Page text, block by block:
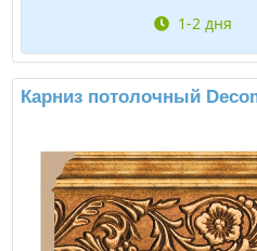
1-2 дня
Карниз потолочный